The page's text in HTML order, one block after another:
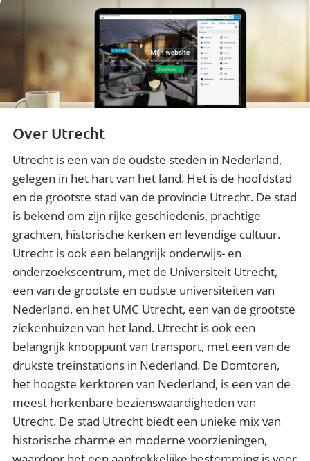
Over Utrecht
Utrecht is een van de oudste steden in Nederland,
gelegen in het hart van het land. Het is de hoofdstad
en de grootste stad van de provincie Utrecht. De stad
is bekend om zijn rijke geschiedenis, prachtige
grachten, historische kerken en levendige cultuur.
Utrecht is ook een belangrijk onderwijs- en
onderzoekscentrum, met de Universiteit Utrecht,
een van de grootste en oudste universiteiten van
Nederland, en het UMC Utrecht, een van de grootste
ziekenhuizen van het land. Utrecht is ook een
belangrijk knooppunt van transport, met een van de
drukste treinstations in Nederland. De Domtoren,
het hoogste kerktoren van Nederland, is een van de
meest herkenbare bezienswaardigheden van
Utrecht. De stad Utrecht biedt een unieke mix van
historische charme en moderne voorzieningen,